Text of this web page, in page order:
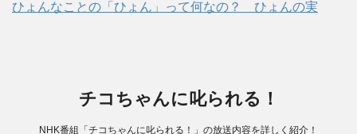
ひょんなことの「ひょん」って何なの？ ひょんの実
チコちゃんに叱られる！
NHK番組「チコちゃんに叱られる！」の放送内容を詳しく紹介！